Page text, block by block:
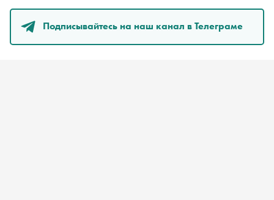
Подписывайтесь на наш канал в Телеграме